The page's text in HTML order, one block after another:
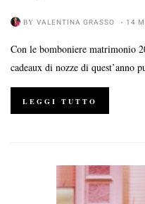
BY VALENTINA GRASSO 14
Con le bomboniere matrimonio
cadeaux di nozze di quest’anno
LEGGI TUTTO